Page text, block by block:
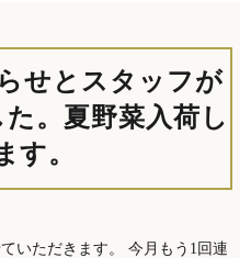
せとスタッフが
。夏野菜入荷し
す。
いただきます。 今月もう1回連